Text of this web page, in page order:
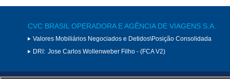
CVC BRASIL OPERADORA E AGÊNCIA DE VIAGENS S.A.
Valores Mobiliários Negociados e Detidos\Posição Consolidada
DRI: Jose Carlos Wollenweber Filho - (FCA V2)